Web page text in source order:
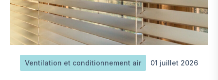
Ventilation et conditionnement air 01 juillet 2026